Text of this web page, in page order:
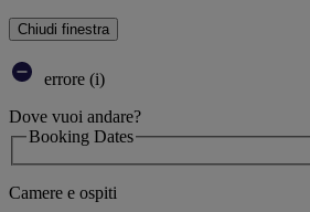
Chiudi finestra
errore (i)
Dove vuoi andare?
Booking Dates
Camere e ospiti